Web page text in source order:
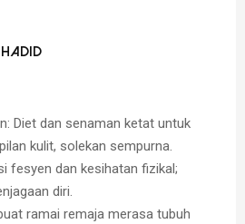
Diet dan senaman ketat untuk
kulit, solekan sempurna.
fesyen dan kesihatan fizikal;
diri.
ramai remaja merasa tubuh